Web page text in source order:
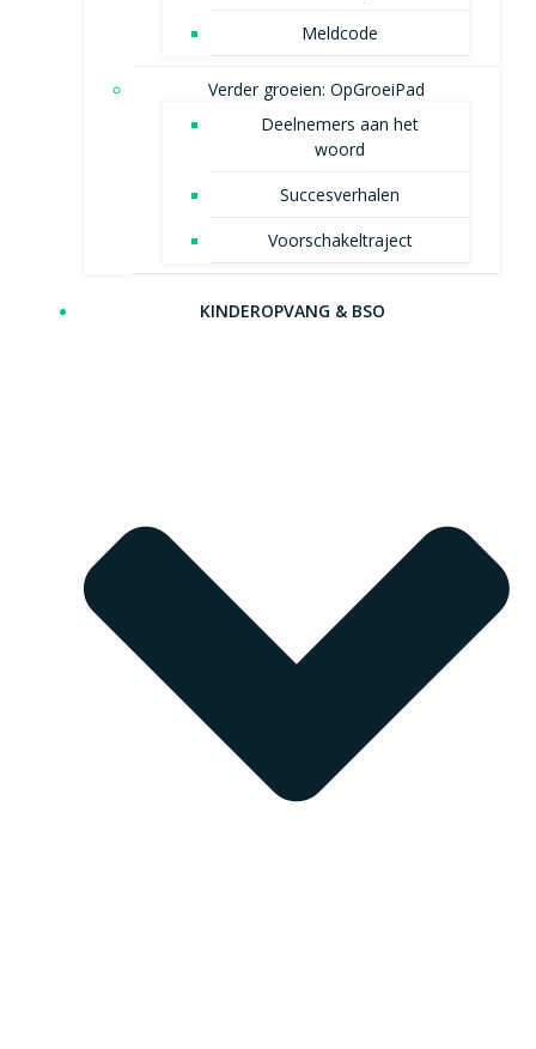
Meldcode
Verder groeien: OpGroeiPad
Deelnemers aan het
woord
Succesverhalen
Voorschakeltraject
KINDEROPVANG & BSO